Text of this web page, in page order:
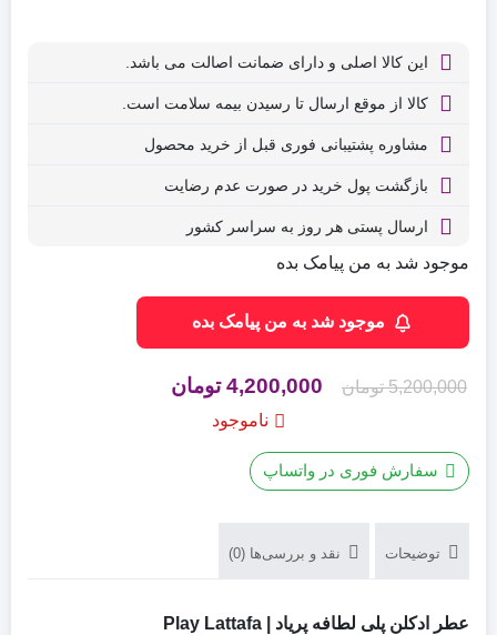
این کالا اصلی و دارای ضمانت اصالت می باشد.
کالا از موقع ارسال تا رسیدن بیمه سلامت است.
مشاوره پشتیبانی فوری قبل از خرید محصول
بازگشت پول خرید در صورت عدم رضایت
ارسال پستی هر روز به سراسر کشور
موجود شد به من پیامک بده
موجود شد به من پیامک بده
5,200,000 تومان
قیمت
اصلی
بود.
4,200,000 تومان
ناموجود
سفارش فوری در واتساپ
توضیحات نقد و بررسی‌ها (0)
عطر ادکلن پلی لطافه پریاد | Play Lattafa